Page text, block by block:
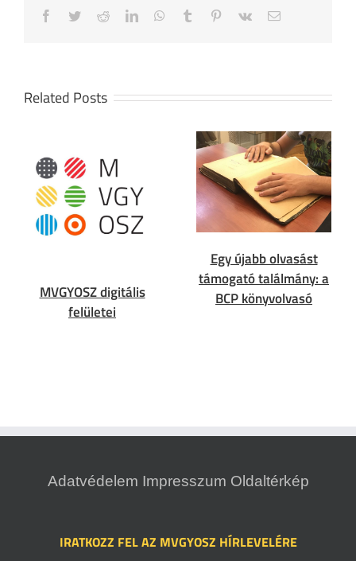
Facebook
TwitterRedditLinkedInWhatsApp
Tumblr Pinterest
Vk Email
Related Posts
MVGYOSZ digitális
felületei
Egy újabb olvasást
támogató találmány: a
BCP könyvolvasó
Adatvédelem Impresszum Oldaltérkép
IRATKOZZ FEL AZ MVGYOSZ HÍRLEVELÉRE